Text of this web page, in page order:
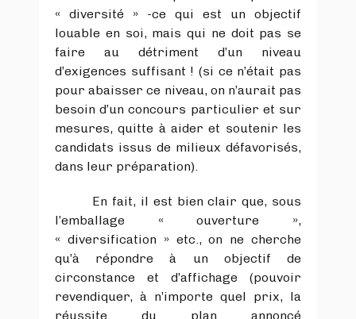
« diversité » -ce qui est un objectif
louable en soi, mais qui ne doit pas se
faire au détriment d’un niveau
d’exigences suffisant ! (si ce n’était pas
pour abaisser ce niveau, on n’aurait pas
besoin d’un concours particulier et sur
mesures, quitte à aider et soutenir les
candidats issus de milieux défavorisés,
dans leur préparation).
En fait, il est bien clair que, sous
l’emballage « ouverture »,
« diversification » etc., on ne cherche
qu’à répondre à un objectif de
circonstance et d’affichage (pouvoir
revendiquer, à n’importe quel prix, la
réussite du plan annoncé